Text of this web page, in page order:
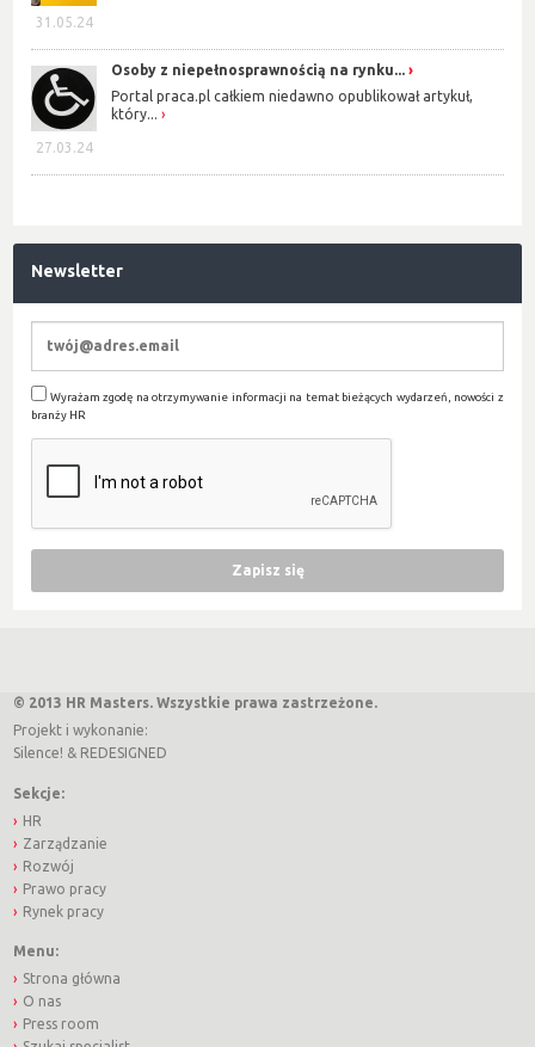
31.05.24
27.03.24
Osoby z niepełnosprawnością na rynku...
Portal praca.pl całkiem niedawno opublikował artykuł,
który...
Newsletter
Wyrażam zgodę na otrzymywanie informacji na temat bieżących wydarzeń, nowości z
branży HR
© 2013 HR Masters. Wszystkie prawa zastrzeżone.
Projekt i wykonanie:
Silence! & REDESIGNED
Sekcje:
HR
Zarządzanie
Rozwój
Prawo pracy
Rynek pracy
Menu:
Strona główna
O nas
Press room